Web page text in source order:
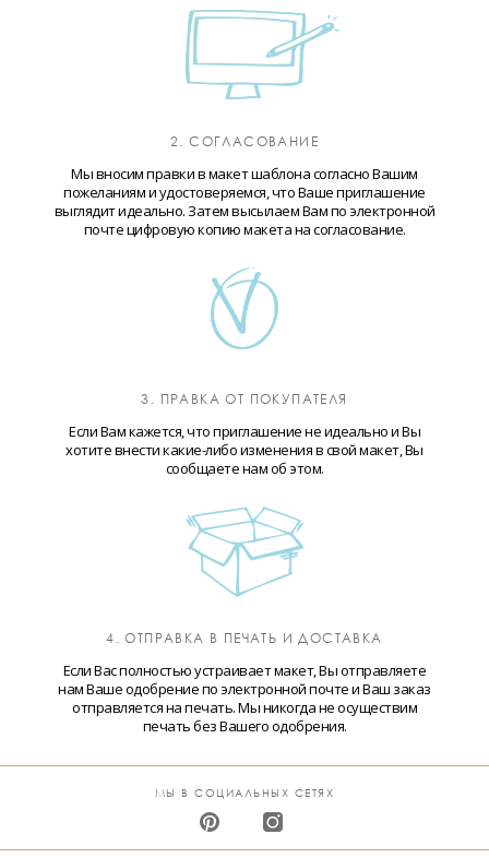
2. СОГЛАСОВАНИЕ
Мы вносим правки в макет шаблона согласно Вашим
пожеланиям и удостоверяемся, что Ваше приглашение
выглядит идеально. Затем высылаем Вам по электронной
почте цифровую копию макета на согласование.
3. ПРАВКА ОТ ПОКУПАТЕЛЯ
Если Вам кажется, что приглашение не идеально и Вы
хотите внести какие-либо изменения в свой макет, Вы
сообщаете нам об этом.
4. ОТПРАВКА В ПЕЧАТЬ И ДОСТАВКА
Если Вас полностью устраивает макет, Вы отправляете
нам Ваше одобрение по электронной почте и Ваш заказ
отправляется на печать. Мы никогда не осуществим
печать без Вашего одобрения.
МЫ В СОЦИАЛЬНЫХ СЕТЯХ